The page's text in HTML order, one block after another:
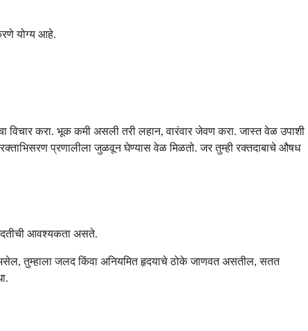
योग्य आहे.
विचार करा. भूक कमी असली तरी लहान, वारंवार जेवण करा. जास्त वेळ उपाशी
रक्ताभिसरण प्रणालीला जुळवून घेण्यास वेळ मिळतो. जर तुम्ही रक्तदाबाचे औषध
आवश्यकता असते.
तुम्हाला जलद किंवा अनियमित हृदयाचे ठोके जाणवत असतील, सतत